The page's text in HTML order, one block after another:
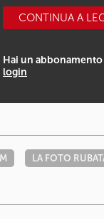
CONTINUA A
Hai un abbonamento
login
LA FOTO